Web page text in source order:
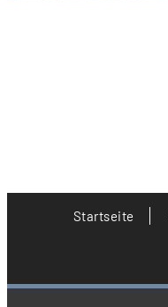
Startseite